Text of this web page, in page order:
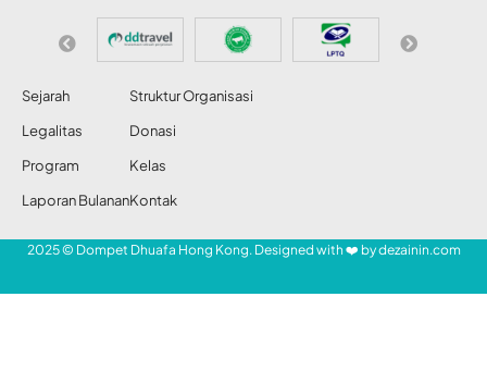
Sejarah
Legalitas
Program
Laporan Bulanan
Struktur Organisasi
Donasi
Kelas
Kontak
2025 © Dompet Dhuafa Hong Kong. Designed with ❤️ bydezainin.com